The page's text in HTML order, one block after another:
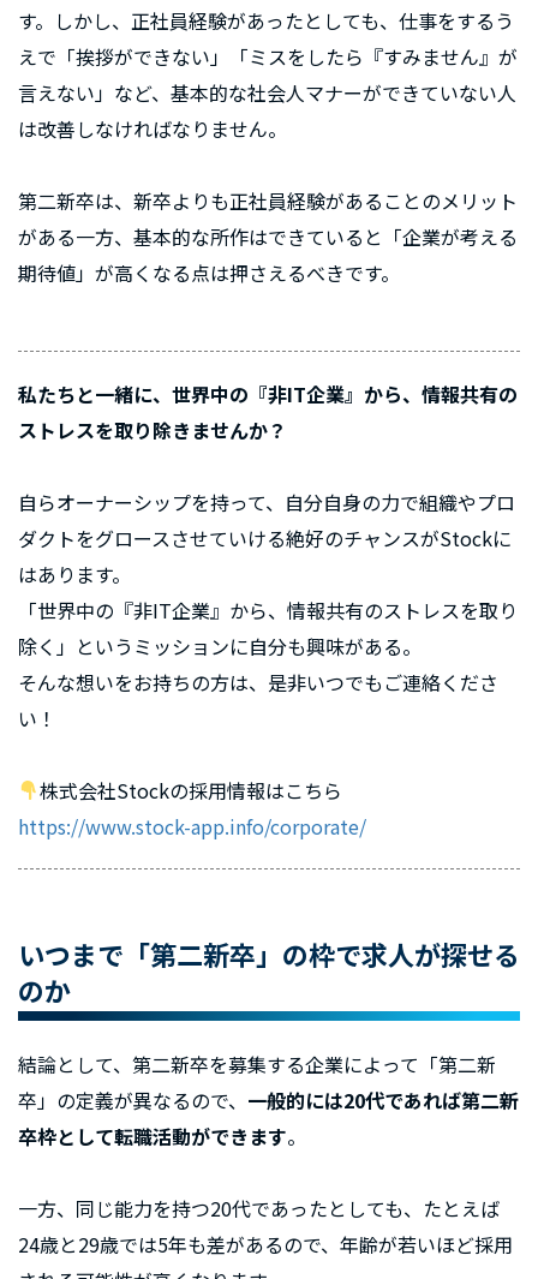
す。しかし、正社員経験があったとしても、仕事をするう
えで「挨拶ができない」「ミスをしたら『すみません』が
言えない」など、基本的な社会人マナーができていない人
は改善しなければなりません。
第二新卒は、新卒よりも正社員経験があることのメリット
がある一方、基本的な所作はできていると「企業が考える
期待値」が高くなる点は押さえるべきです。
私たちと一緒に、世界中の『非IT企業』から、情報共有の
ストレスを取り除きませんか？
自らオーナーシップを持って、自分自身の力で組織やプロ
ダクトをグロースさせていける絶好のチャンスがStockに
はあります。
「世界中の『非IT企業』から、情報共有のストレスを取り
除く」というミッションに自分も興味がある。
そんな想いをお持ちの方は、是非いつでもご連絡くださ
い！
株式会社Stockの採用情報はこちら
https://www.stock-app.info/corporate/
いつまで「第二新卒」の枠で求人が探せる
のか
結論として、第二新卒を募集する企業によって「第二新
卒」の定義が異なるので、 一般的には20代であれば第二新
卒枠として転職活動ができます。
一方、同じ能力を持つ20代であったとしても、たとえば
24歳と29歳では5年も差があるので、年齢が若いほど採用